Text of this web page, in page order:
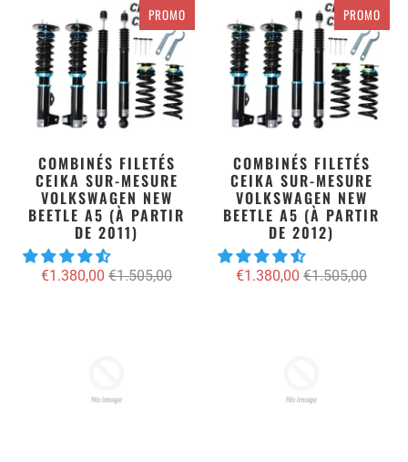
PROMO
COMBINÉS FILETÉS
CEIKA SUR-MESURE
VOLKSWAGEN NEW
BEETLE A5 (À PARTIR
DE 2011)
€1.380,00 €1.505,00
PROMO
COMBINÉS FILETÉS
CEIKA SUR-MESURE
VOLKSWAGEN NEW
BEETLE A5 (À PARTIR
DE 2012)
€1.380,00 €1.505,00